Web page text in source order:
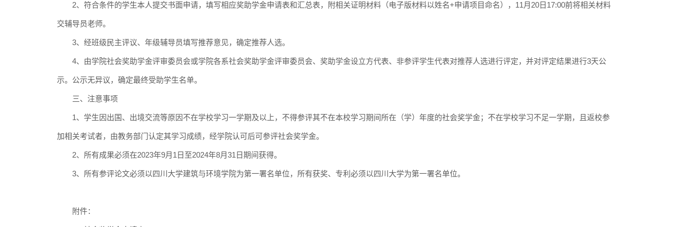
2、符合条件的学生本人提交书面申请，填写相应奖助学金申请表和汇总表，附相关证明材料（电子版材料以姓名+申请项目命名） ， 11 月 20日 17:00前将相关材料
交辅导员老师。
3、 经班级民主评议、年级辅导员填写推荐意见，确定推荐人选。
4、由学院社会奖助学金评审委员会或学院各系社会奖助学金评审委员会、奖助学金设立方代表、非参评学生代表对推荐人选进行评定，并对评定结果进行3天公
示。公示无异议，确定最终受助学生名单。
三、注意事项
1、 学生因出国、出境交流等原因不在学校学习一学期及以上，不得参评其不在本校学习期间所在（学）年度的社会奖学金；不在学校学习不足一学期，且返校参
加相关考试者，由教务部门认定其学习成绩，经学院认可后可参评社会奖学金。
2、所有成果必须在2023年9月 1 日至2024年8月 31 日期间获得。
3、所有参评论文必须以四川大学建筑与环境学院为第一署名单位，所有获奖、专利必须以四川大学为第一署名单位。
附件：